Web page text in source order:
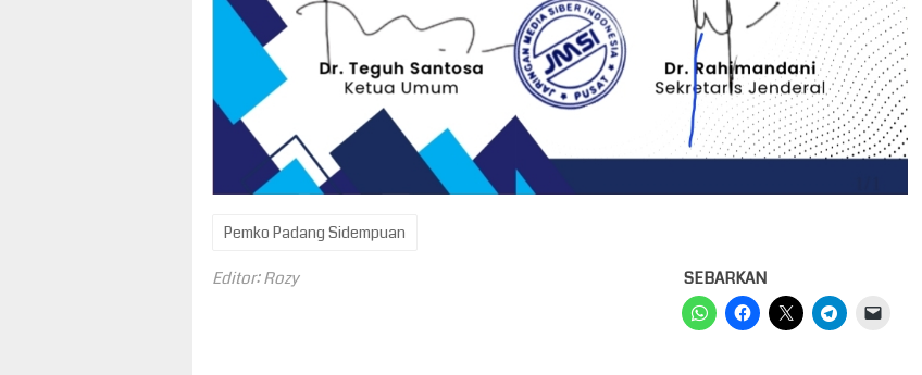
Pemko Padang Sidempuan
Editor: Rozy SEBARKAN